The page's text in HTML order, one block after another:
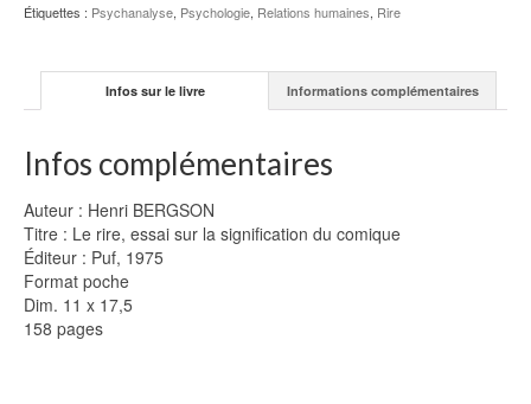
Étiquettes : Psychanalyse, Psychologie, Relations humaines, Rire
Infos sur le livre Informations complémentaires
Infos complémentaires
Auteur : Henri BERGSON
Titre : Le rire, essai sur la signification du comique
Éditeur : Puf, 1975
Format poche
Dim. 11 x 17,5
158 pages